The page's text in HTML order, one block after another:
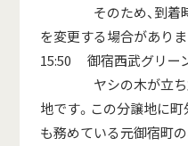
そのため、到着時
を変更する場合がありま
15:50 御宿西武グリーン
ヤシの木が立ち並
地です。この分譲地に
も務めている元御宿町